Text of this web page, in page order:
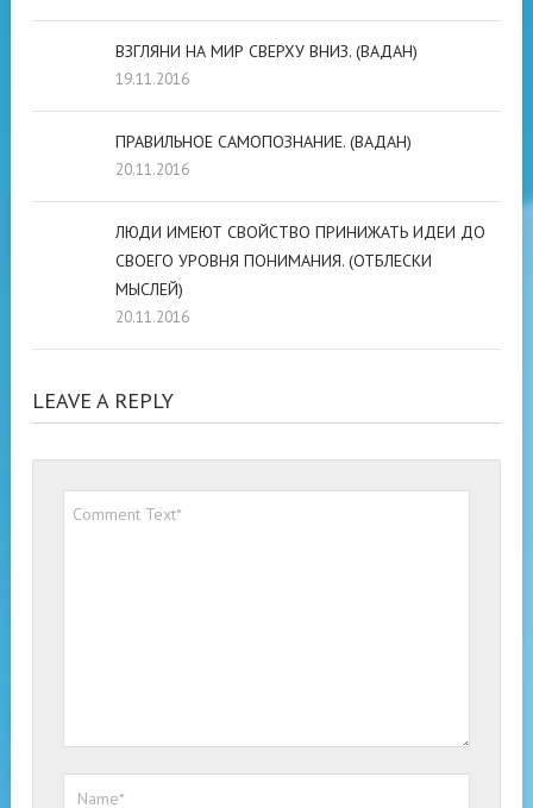
ВЗГЛЯНИ НА МИР СВЕРХУ ВНИЗ. (ВАДАН)
19.11.2016
ПРАВИЛЬНОЕ САМОПОЗНАНИЕ. (ВАДАН)
20.11.2016
ЛЮДИ ИМЕЮТ СВОЙСТВО ПРИНИЖАТЬ ИДЕИ ДО
СВОЕГО УРОВНЯ ПОНИМАНИЯ. (ОТБЛЕСКИ
МЫСЛЕЙ)
20.11.2016
LEAVE A REPLY